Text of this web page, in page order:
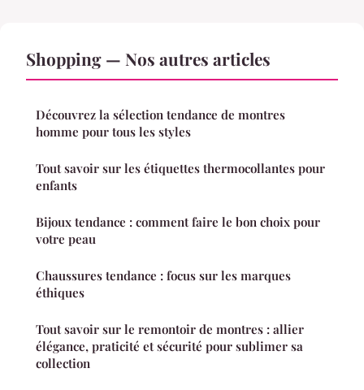
Shopping — Nos autres articles
Découvrez la sélection tendance de montres
homme pour tous les styles
Tout savoir sur les étiquettes thermocollantes pour
enfants
Bijoux tendance : comment faire le bon choix pour
votre peau
Chaussures tendance : focus sur les marques
éthiques
Tout savoir sur le remontoir de montres : allier
élégance, praticité et sécurité pour sublimer sa
collection